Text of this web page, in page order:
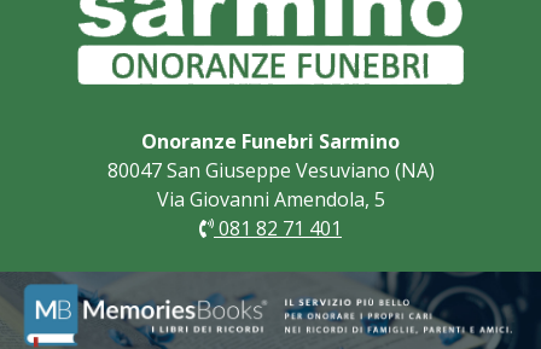
Onoranze Funebri Sarmino
80047 San Giuseppe Vesuviano (NA)
Via Giovanni Amendola, 5
081 82 71 401